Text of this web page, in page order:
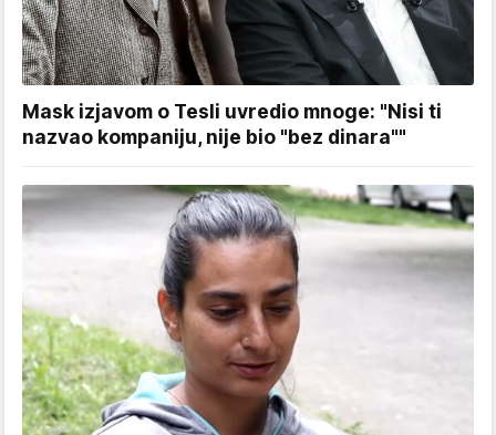
Mask izjavom o Tesli uvredio mnoge: "Nisi ti
nazvao kompaniju, nije bio "bez dinara""